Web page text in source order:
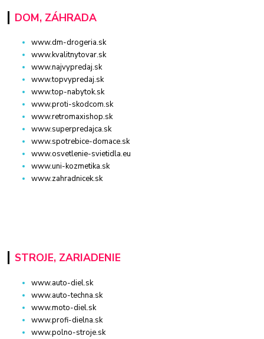
DOM, ZÁHRADA
www.dm-drogeria.sk
www.kvalitnytovar.sk
www.najvypredaj.sk
www.topvypredaj.sk
www.top-nabytok.sk
www.proti-skodcom.sk
www.retromaxishop.sk
www.superpredajca.sk
www.spotrebice-domace.sk
www.osvetlenie-svietidla.eu
www.uni-kozmetika.sk
www.zahradnicek.sk
STROJE, ZARIADENIE
www.auto-diel.sk
www.auto-techna.sk
www.moto-diel.sk
www.profi-dielna.sk
www.polno-stroje.sk